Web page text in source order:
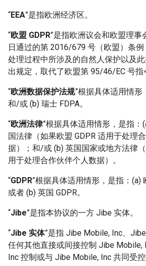
“EEA”是指欧洲经济区。
“欧盟 GDPR”是指欧洲议会和欧盟理事
日通过的第 2016/679 号（欧盟）条
处理过程中所涉及的自然人保护以及
出规定，取代了欧盟第 95/46/EC 号指
“欧洲数据保护法规”根据具体适用情形
和/或 (b) 瑞士 FDPA。
“欧洲法律”根据具体适用情形，是指：
国法律（如果欧盟 GDPR 适用于处理
据）；和/或 (b) 英国国家或地方法律
用于处理合作伙伴个人数据）。
“GDPR”根据具体适用情形，是指：(a)
或者 (b) 英国 GDPR。
“Jibe”是指本协议的一方 Jibe 实体。
“Jibe 实体”是指 Jibe Mobile, Inc、
任何其他直接或间接控制 Jibe Mobile,
Inc 控制或与 Jibe Mobile, Inc 共同受控